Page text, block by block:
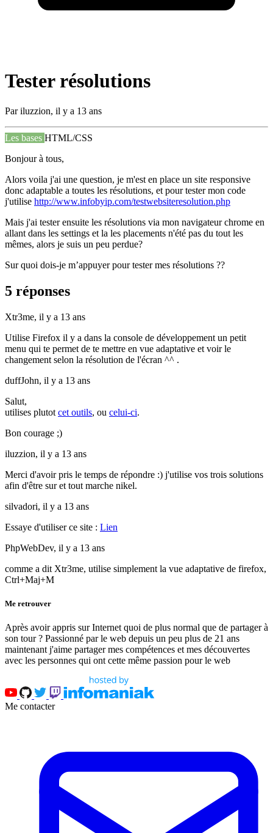
Tester résolutions
Pariluzzion, il y a 13 ans
Les bases HTML/CSS
Bonjour à tous,
Alors voila j'ai une question, je m'est en place un site responsive
donc adaptable a toutes les résolutions, et pour tester mon code
j'utilise http://www.infobyip.com/testwebsiteresolution.php
Mais j'ai tester ensuite les résolutions via mon navigateur chrome en
allant dans les settings et la les placements n'été pas du tout les
mêmes, alors je suis un peu perdue?
Sur quoi dois-je m’appuyer pour tester mes résolutions ??
5 réponses
Xtr3me, il y a 13 ans
Utilise Firefox il y a dans la console de développement un petit
menu qui te permet de te mettre en vue adaptative et voir le
changement selon la résolution de l'écran ^^ .
duffJohn, il y a 13 ans
Salut,
utilises plutot cet outils, ou celui-ci.
Bon courage ;)
iluzzion, il y a 13 ans
Merci d'avoir pris le temps de répondre :) j'utilise vos trois solutions
afin d'être sur et tout marche nikel.
silvadori, il y a 13 ans
Essaye d'utiliser ce site : Lien
PhpWebDev, il y a 13 ans
comme a dit Xtr3me, utilise simplement la vue adaptative de firefox,
Ctrl+Maj+M
Me retrouver
Après avoir appris sur Internet quoi de plus normal que de partager à
son tour ? Passionné par le web depuis un peu plus de 21 ans
maintenant j'aime partager mes compétences et mes découvertes
avec les personnes qui ont cette même passion pour le web
Me contacter